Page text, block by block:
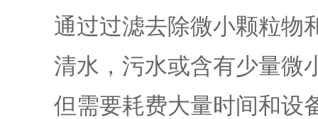
通过过滤去除微小颗粒物
清水，污水或含有少量微
但需要耗费大量时间和设